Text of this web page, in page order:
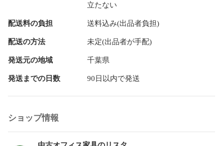
立たない
配送料の負担 送料込み(出品者負担)
配送の方法 未定(出品者が手配)
発送元の地域 千葉県
発送までの日数 90日以内で発送
ショップ情報